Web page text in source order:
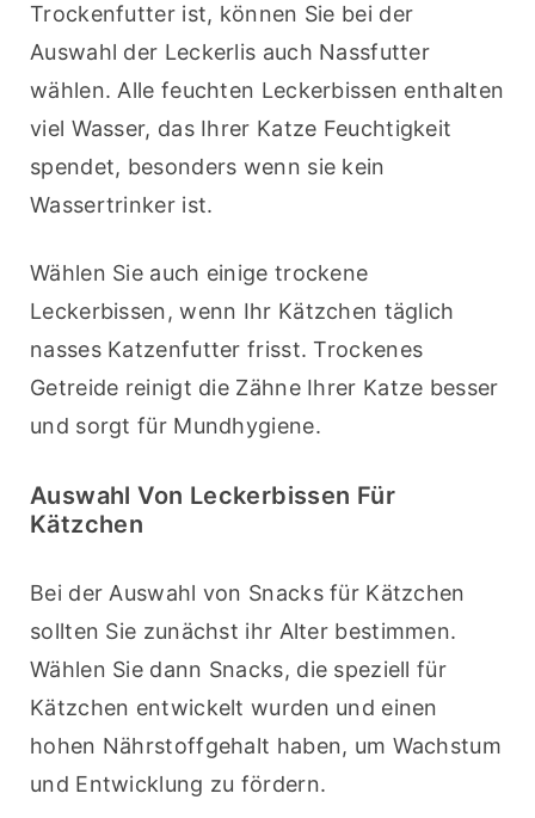
Trockenfutter ist, können Sie bei der
Auswahl der Leckerlis auch Nassfutter
wählen. Alle feuchten Leckerbissen enthalten
viel Wasser, das Ihrer Katze Feuchtigkeit
spendet, besonders wenn sie kein
Wassertrinker ist.
Wählen Sie auch einige trockene
Leckerbissen, wenn Ihr Kätzchen täglich
nasses Katzenfutter frisst. Trockenes
Getreide reinigt die Zähne Ihrer Katze besser
und sorgt für Mundhygiene.
Auswahl Von Leckerbissen Für
Kätzchen
Bei der Auswahl von Snacks für Kätzchen
sollten Sie zunächst ihr Alter bestimmen.
Wählen Sie dann Snacks, die speziell für
Kätzchen entwickelt wurden und einen
hohen Nährstoffgehalt haben, um Wachstum
und Entwicklung zu fördern.